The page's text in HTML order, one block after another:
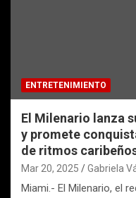
ENTRETENIMIENTO
El Milenario lanza
y promete
de ritmos
Mar 20, 2025 Gabriela
Miami.- El Milenario, el